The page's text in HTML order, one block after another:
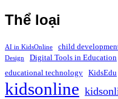
Thể loại
AI in KidsOnline child
Design
Digital Tools in Education
educational technology
KidsEdu
kidsonline